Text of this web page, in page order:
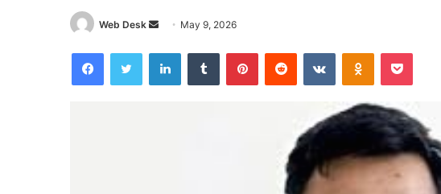
Web Desk
Send
email
May 9, 2026
FacebookTwitter LinkedInTumblr PinterestReddit VKontakteOdnoklassniki
Pocket